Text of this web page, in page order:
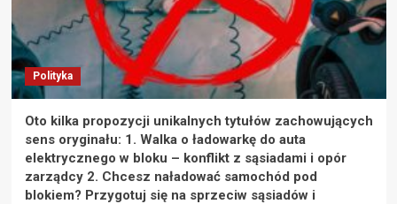
Polityka
Oto kilka propozycji unikalnych tytułów zachowujących
sens oryginału: 1. Walka o ładowarkę do auta
elektrycznego w bloku – konflikt z sąsiadami i opór
zarządcy 2. Chcesz naładować samochód pod
blokiem? Przygotuj się na sprzeciw sąsiadów i